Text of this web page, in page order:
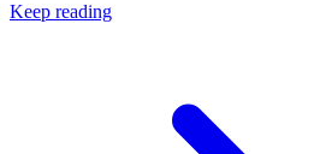
Keep reading